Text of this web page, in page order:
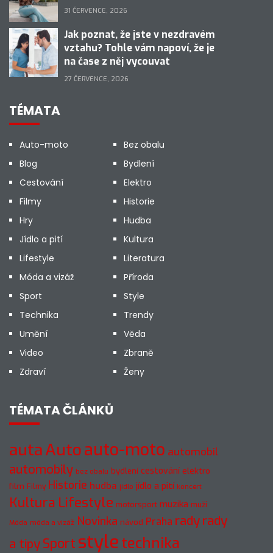
31 ČERVENCE, 2026
Jak poznat, že jste v nezdravém
vztahu? Tohle vám napoví, že je
na čase z něj vycouvat
27 ČERVENCE, 2026
TÉMATA
Auto-moto
Bez obalu
Blog
Bydlení
Cestování
Elektro
Filmy
Historie
Hry
Hudba
Jídlo a pití
Kultura
Lifestyle
Literatura
Móda a vizáž
Příroda
Sport
Style
Technika
Trendy
Umění
Věda
Video
Zbraně
Zdraví
Ženy
TÉMATA ČLÁNKŮ
autaAutoauto-moto automobil
automobily bez obalu bydlení cestování elektro
film Filmy Historie hudba jídlo jídlo a pití koncert
Kultura Lifestyle motorsport muzika muži
Móda móda a vizáž Novinka návod Praha radyrady
a tipySport styletechnika